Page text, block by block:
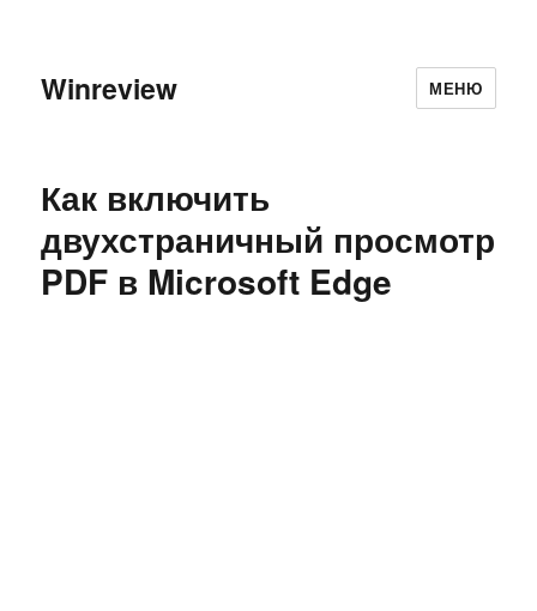
Winreview МЕНЮ
Как включить
двухстраничный просмотр
PDF в Microsoft Edge